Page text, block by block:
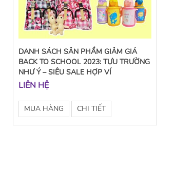
DANH SÁCH SẢN PHẨM GIẢM GIÁ
BACK TO SCHOOL 2023: TỰU TRƯỜNG
NHƯ Ý – SIÊU SALE HỢP VÍ
LIÊN HỆ
MUA HÀNG CHI TIẾT